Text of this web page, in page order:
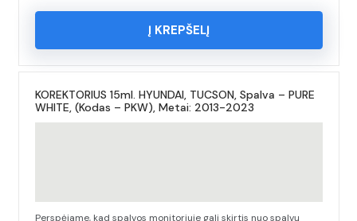
Į KREPŠELĮ
KOREKTORIUS 15ml. HYUNDAI, TUCSON, Spalva – PURE
WHITE, (Kodas – PKW), Metai: 2013-2023
Perspėjame, kad spalvos monitoriuje gali skirtis nuo spalvų